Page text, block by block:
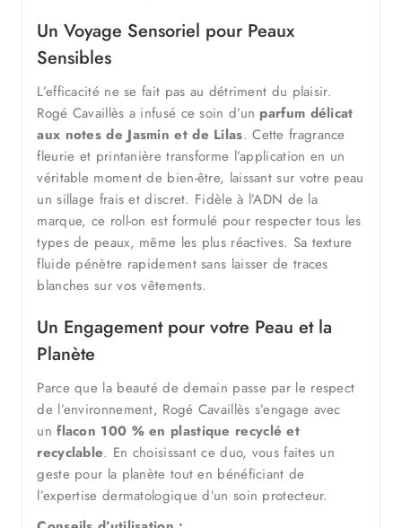
Un Voyage Sensoriel pour Peaux
Sensibles
L’efficacité ne se fait pas au détriment du plaisir.
Rogé Cavaillès a infusé ce soin d’un parfum délicat
aux notes de Jasmin et de Lilas. Cette fragrance
fleurie et printanière transforme l’application en un
véritable moment de bien-être, laissant sur votre peau
un sillage frais et discret. Fidèle à l’ADN de la
marque, ce roll-on est formulé pour respecter tous les
types de peaux, même les plus réactives. Sa texture
fluide pénètre rapidement sans laisser de traces
blanches sur vos vêtements.
Un Engagement pour votre Peau et la
Planète
Parce que la beauté de demain passe par le respect
de l’environnement, Rogé Cavaillès s’engage avec
unflacon 100 % en plastique recyclé et
recyclable. En choisissant ce duo, vous faites un
geste pour la planète tout en bénéficiant de
l’expertise dermatologique d’un soin protecteur.